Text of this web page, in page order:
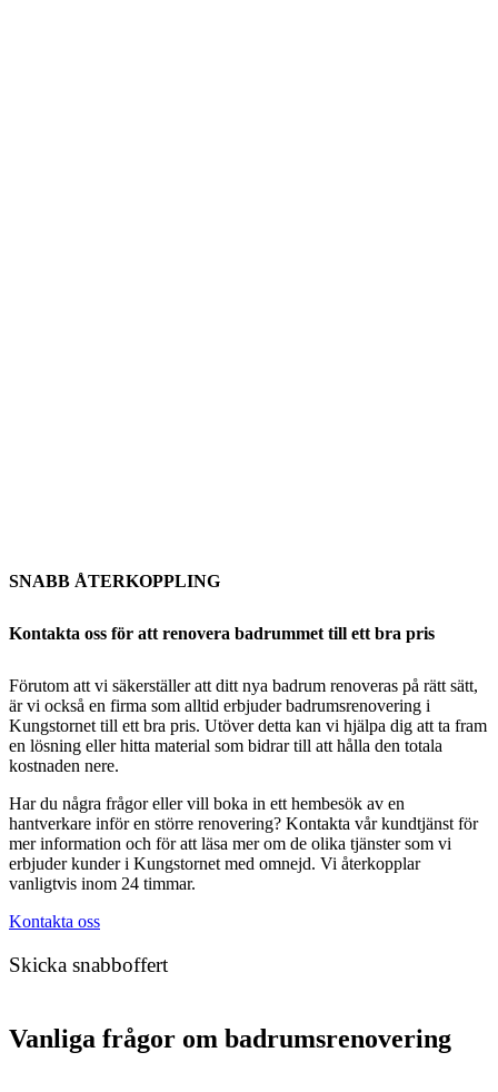
Kontakta oss för att renovera badrummet till ett bra pris
Förutom att vi säkerställer att ditt nya badrum renoveras på rätt sätt,
är vi också en firma som alltid erbjuder badrumsrenovering i
Kungstornet till ett bra pris. Utöver detta kan vi hjälpa dig att ta fram
en lösning eller hitta material som bidrar till att hålla den totala
kostnaden nere.
Har du några frågor eller vill boka in ett hembesök av en
hantverkare inför en större renovering? Kontakta vår kundtjänst för
mer information och för att läsa mer om de olika tjänster som vi
erbjuder kunder i Kungstornet med omnejd. Vi återkopplar
vanligtvis inom 24 timmar.
SNABB ÅTERKOPPLING
Kontakta oss
Skicka snabboffert
Vanliga frågor om badrumsrenovering